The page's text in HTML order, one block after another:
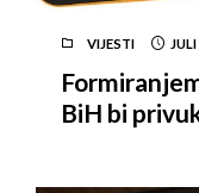
VIJESTI JULI
BiH bi